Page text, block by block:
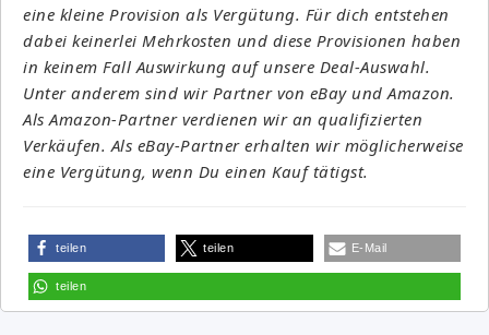
eine kleine Provision als Vergütung. Für dich entstehen
dabei keinerlei Mehrkosten und diese Provisionen haben
in keinem Fall Auswirkung auf unsere Deal-Auswahl.
Unter anderem sind wir Partner von eBay und Amazon.
Als Amazon-Partner verdienen wir an qualifizierten
Verkäufen. Als eBay-Partner erhalten wir möglicherweise
eine Vergütung, wenn Du einen Kauf tätigst.
teilen teilen E-Mail
teilen